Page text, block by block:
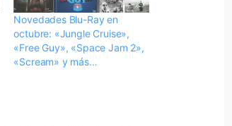
Novedades Blu-Ray en
octubre: «Jungle Cruise»,
«Free Guy», «Space Jam 2»,
«Scream» y más…